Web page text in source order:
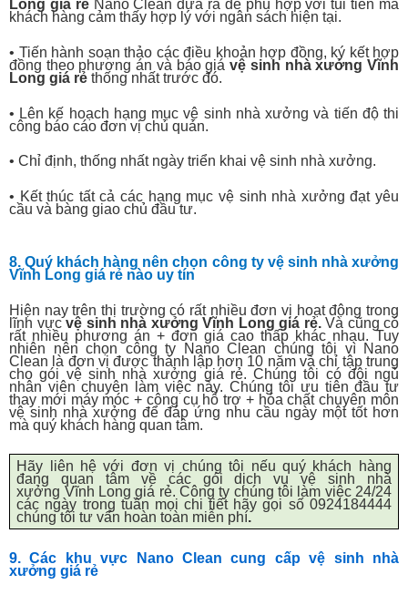
Long giá rẻ Nano Clean đưa ra để phù hợp với túi tiền mà
khách hàng cảm thấy hợp lý với ngân sách hiện tại.
• Tiến hành soạn thảo các điều khoản hợp đồng, ký kết hợp
đồng theo phương án và báo giávệ sinh nhà xưởngVĩnh
Long giá rẻ thống nhất trước đó.
• Lên kế hoạch hạng mục vệ sinh nhà xưởng và tiến độ thi
công báo cáo đơn vị chủ quản.
• Chỉ định, thống nhất ngày triển khai vệ sinh nhà xưởng.
• Kết thúc tất cả các hạng mục vệ sinh nhà xưởng đạt yêu
cầu và bàng giao chủ đầu tư.
8. Quý khách hàng nên chọn công ty vệ sinh nhà xưởng
Vĩnh Long giá rẻ nào uy tín
Hiện nay trên thị trường có rất nhiều đơn vị hoạt động trong
lĩnh vựcvệ sinh nhà xưởng Vĩnh Long giá rẻ.Và cũng có
rất nhiều phương án + đơn giá cao thấp khác nhau. Tuy
nhiên nên chọn công ty Nano Clean chúng tôi vì Nano
Clean là đơn vị được thành lập hơn 10 năm và chỉ tập trung
cho gói vệ sinh nhà xưởng giá rẻ. Chúng tôi có đội ngủ
nhân viên chuyên làm việc này. Chúng tôi ưu tiên đầu tư
thay mới máy móc + công cụ hỗ trợ + hóa chất chuyên môn
vệ sinh nhà xưởng để đáp ứng nhu cầu ngày một tốt hơn
mà quý khách hàng quan tâm.
Hãy liên hệ với đơn vị chúng tôi nếu quý khách hàng
đang quan tâm về các gói dịch vụ vệ sinh nhà
xưởng Vĩnh Long giá rẻ. Công ty chúng tôi làm việc 24/24
các ngày trong tuần mọi chi tiết hãy gọi số 0924184444
chúng tôi tư vấn hoàn toàn miễn phí.
9. Các khu vực Nano Clean cung cấp vệ sinh nhà
xưởng giá rẻ